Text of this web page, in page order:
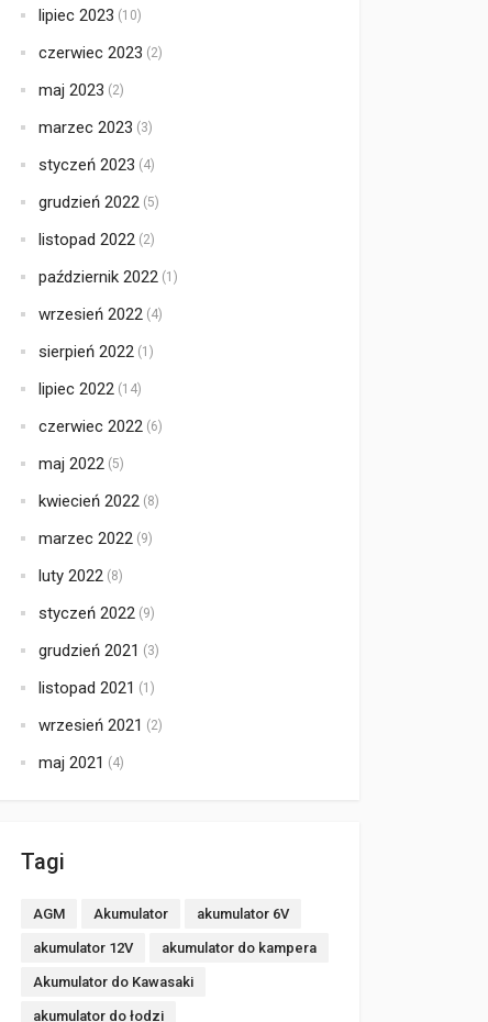
lipiec 2023 (10)
czerwiec 2023 (2)
maj 2023 (2)
marzec 2023 (3)
styczeń 2023 (4)
grudzień 2022 (5)
listopad 2022 (2)
październik 2022 (1)
wrzesień 2022 (4)
sierpień 2022 (1)
lipiec 2022 (14)
czerwiec 2022 (6)
maj 2022 (5)
kwiecień 2022 (8)
marzec 2022 (9)
luty 2022 (8)
styczeń 2022 (9)
grudzień 2021 (3)
listopad 2021 (1)
wrzesień 2021 (2)
maj 2021 (4)
Tagi
AGM Akumulator akumulator 6V
akumulator 12V akumulator do kampera
Akumulator do Kawasaki
akumulator do łodzi